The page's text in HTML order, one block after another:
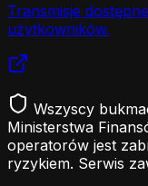
Transmisje
użytkowników.
Wszyscy
Ministerstwa
operatorów jest
ryzykiem. Serwis